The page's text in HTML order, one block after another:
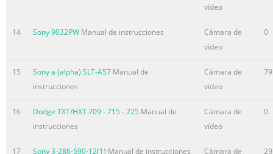
vídeo
14 Sony 9032PW Manual de instrucciones
Cámara de
vídeo
0
15 Sony a (alpha) SLT-A57 Manual de
instrucciones
Cámara de
vídeo
79
16 Dodge TXT/HXT 709 - 715 - 725 Manual de
instrucciones
Cámara de
vídeo
0
17 Sony 3-286-590-12(1) Manual de instrucciones
Cámara de
29